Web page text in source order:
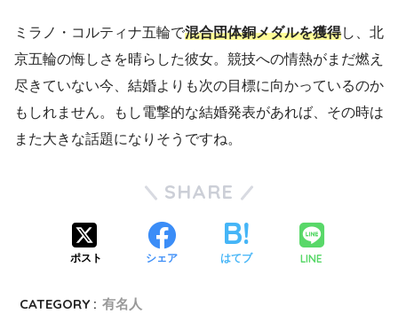
ミラノ・コルティナ五輪で混合団体銅メダルを獲得し、北
京五輪の悔しさを晴らした彼女。競技への情熱がまだ燃え
尽きていない今、結婚よりも次の目標に向かっているのか
もしれません。もし電撃的な結婚発表があれば、その時は
また大きな話題になりそうですね。
SHARE
ポスト シェア はてブ LINE
CATEGORY : 有名人